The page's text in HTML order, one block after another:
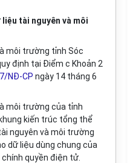
tài nguyên và môi
môi trường tỉnh Sóc
định tại Điểm c Khoản 2
NĐ-CP ngày 14 tháng 6
môi trường của tỉnh
kiến trúc tổng thể
nguyên và môi trường
dữ liệu dùng chung của
quyền điện tử.